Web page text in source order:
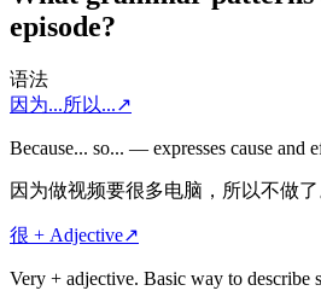
episode?
语法
因为...所以...↗
Because... so... — expresses cause and
因为做视频要很多电脑，所以不做了
很 + Adjective↗
Very + adjective. Basic way to describe